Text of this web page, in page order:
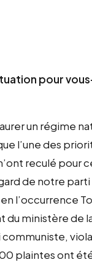
pour
un régime
l’une des
reculé pour
de notre
l’occurrence
ministère de
plaintes ont